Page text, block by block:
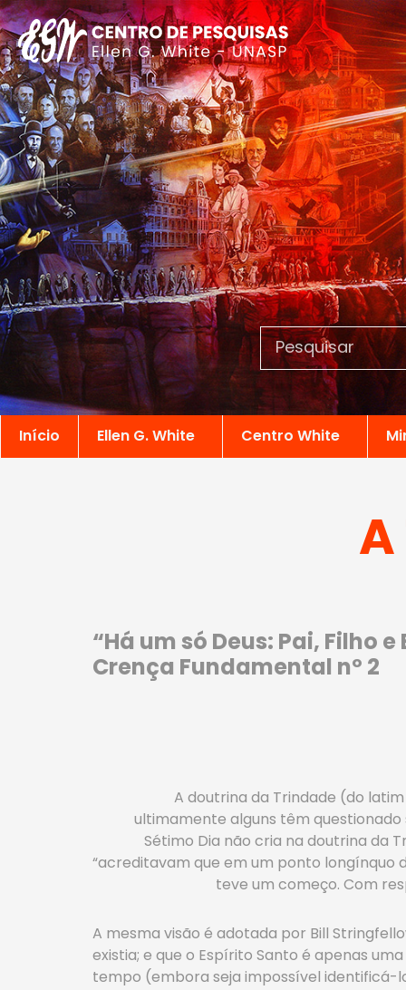
Início Ellen G. White Centro White
“Há um só Deus: Pai, Filho
Crença Fundamental nº 2
A doutrina da Trindade (do latim
ultimamente alguns têm questionado
Sétimo Dia não cria na doutrina da
“acreditavam que em um ponto longínquo
teve um começo. Com
A mesma visão é adotada por Bill
existia; e que o Espírito Santo é apenas
tempo (embora seja impossível identificá-